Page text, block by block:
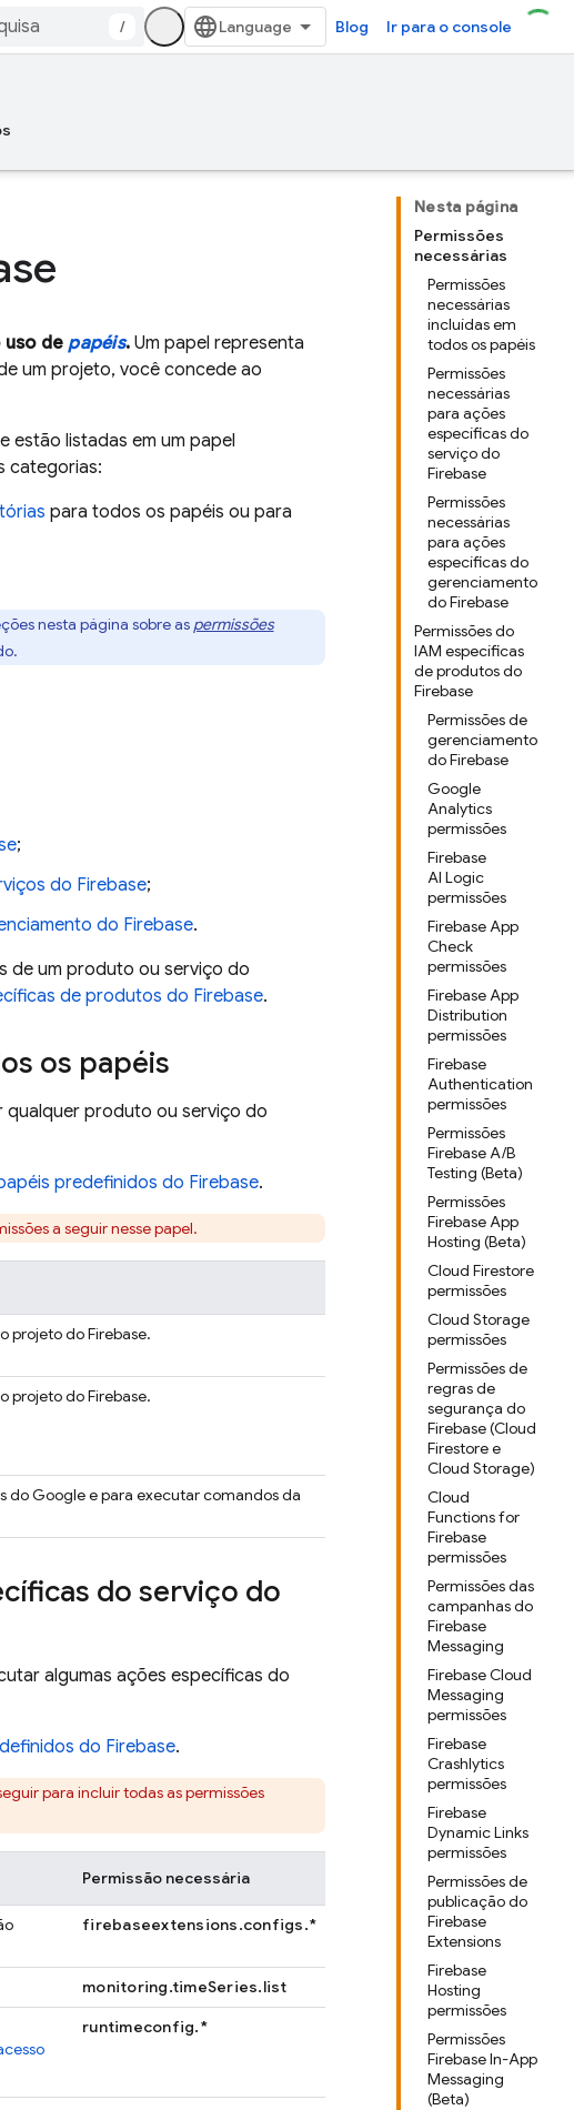
/ Blog Ir para o console
Nesta página
Permissões
necessárias
Permissões
necessárias
incluídas em
todos os papéis
Permissões
necessárias
para ações
específicas do
serviço do
Firebase
Permissões
necessárias
para ações
específicas do
gerenciamento
do Firebase
Permissões do
IAM específicas
de produtos do
Firebase
Permissões de
gerenciamento
do Firebase
Google
Analytics
permissões
Firebase
AI Logic
permissões
Firebase App
Check
permissões
Firebase App
Distribution
permissões
Firebase
Authentication
permissões
Permissões
Firebase A/B
Testing (Beta)
Permissões
Firebase App
Hosting (Beta)
Cloud Firestore
permissões
Cloud Storage
permissões
Permissões de
regras de
segurança do
Firebase (Cloud
Firestore e
Cloud Storage)
Cloud
Functions for
Firebase
permissões
Permissões das
campanhas do
Firebase
Messaging
Firebase Cloud
Messaging
permissões
Firebase
Crashlytics
permissões
Firebase
Dynamic Links
permissões
Permissões de
publicação do
Firebase
Extensions
Firebase
Hosting
permissões
Permissões
Firebase In-App
Messaging
(Beta)
uso depapéis. Um papel representa
um projeto, você concede ao
estão listadas em um papel
categorias:
para todos os papéis ou para
nesta página sobre as permissões
;
do Firebase;
do Firebase.
de um produto ou serviço do
de produtos do Firebase.
os papéis
qualquer produto ou serviço do
predefinidos do Firebase.
a seguir nesse papel.
projeto do Firebase.
projeto do Firebase.
do Google e para executar comandos da
do serviço do
algumas ações específicas do
do Firebase.
para incluir todas as permissões
Permissão necessária
firebaseextensions.configs.*
monitoring.timeSeries.list
runtimeconfig.*